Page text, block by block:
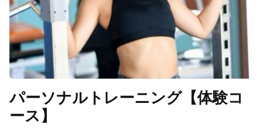
パーソナルトレーニング【体験コ
ース】